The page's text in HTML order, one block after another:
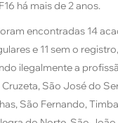
há mais de 2 anos.
encontradas 14
e 11 sem o
ilegalmente a
São José do
São Fernando,